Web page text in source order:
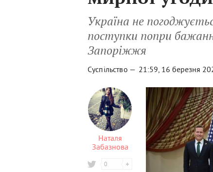
Україна не
поступки попри
Запоріжжя
Суспільство — 21:59, 16 березня
Наталя
Забазнова
0